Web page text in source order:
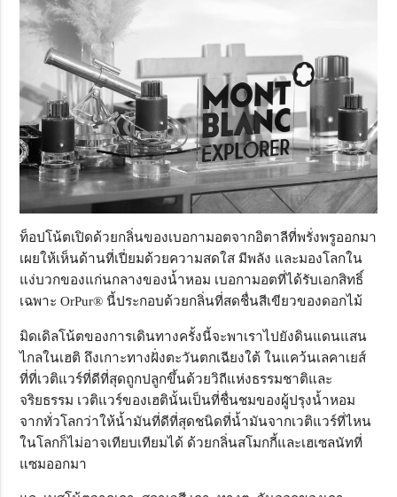
ท็อปโน้ตเปิดด้วยกลิ่นของเบอกามอตจากอิตาลีที่พรั่งพรูออกมา
เผยให้เห็นด้านที่เปี่ยมด้วยความสดใส มีพลัง และมองโลกใน
แง่บวกของแก่นกลางของน้ำหอม เบอกามอตที่ได้รับเอกสิทธิ์
เฉพาะ OrPur® นี้ประกอบด้วยกลิ่นที่สดชื่นสีเขียวของดอกไม้
มิดเดิลโน้ตของการเดินทางครั้งนี้จะพาเราไปยังดินแดนแสน
ไกลในเฮติ ถึงเกาะทางฝั่งตะวันตกเฉียงใต้ ในแคว้นเลคาเยส์
ที่ที่เวติแวร์ที่ดีที่สุดถูกปลูกขึ้นด้วยวิถีแห่งธรรมชาติและ
จริยธรรม เวติแวร์ของเฮตินั้นเป็นที่ชื่นชมของผู้ปรุงน้ำหอม
จากทั่วโลกว่าให้น้ำมันที่ดีที่สุดชนิดที่น้ำมันจากเวติแวร์ที่ไหน
ในโลกก็ไม่อาจเทียบเทียมได้ ด้วยกลิ่นสโมกกี้และเฮเซลนัทที่
แซมออกมา